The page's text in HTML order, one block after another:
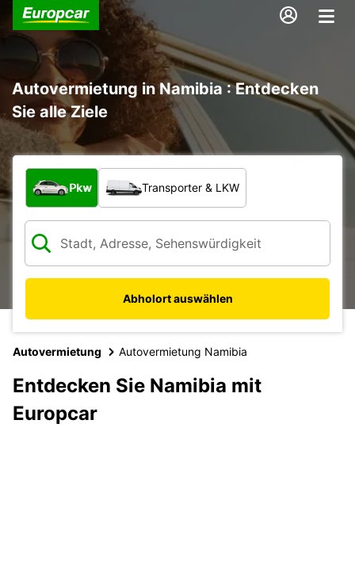
Autovermietung in Namibia : Entdecken
Sie alle Ziele
Welche Art von Fahrzeug?
Pkw Transporter & LKW
Abholort auswählen
Autovermietung Autovermietung Namibia
Entdecken Sie Namibia mit
Europcar